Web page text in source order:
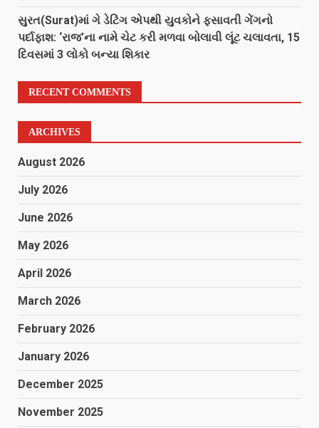
સુરત(Surat)માં ગે ડેટિંગ એપથી યુવકોને ફસાવતી ગેંગનો
પર્દાફાશ: ‘રાજ’ના નામે ચેટ કરી મળવા બોલાવી લૂંટ ચલાવતા, 15
દિવસમાં 3 લોકો બન્યા શિકાર
RECENT COMMENTS
ARCHIVES
August 2026
July 2026
June 2026
May 2026
April 2026
March 2026
February 2026
January 2026
December 2025
November 2025